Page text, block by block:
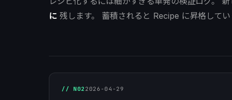
に 残します。 蓄積されると Recipe に昇格してい
// N02 2026-04-29